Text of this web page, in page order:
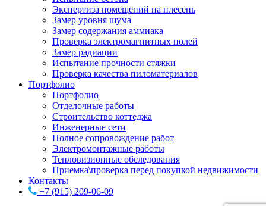
Экспертиза помещений на плесень
Замер уровня шума
Замер содержания аммиака
Проверка электромагнитных полей
Замер радиации
Испытание прочности стяжки
Проверка качества пиломатериалов
Портфолио
Портфолио
Отделочные работы
Строительство коттеджа
Инженерные сети
Полное сопровождение работ
Электромонтажные работы
Тепловизионные обследования
Приемка\проверка перед покупкой недвижимости
Контакты
+7 (915) 209-06-09